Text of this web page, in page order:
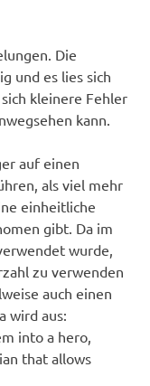
Die
und es lies sich
kleinere Fehler
kann.
auf einen
als viel mehr
einheitliche
gibt. Da im
wurde,
zu verwenden
auch einen
wird aus:
into a hero,
that allows